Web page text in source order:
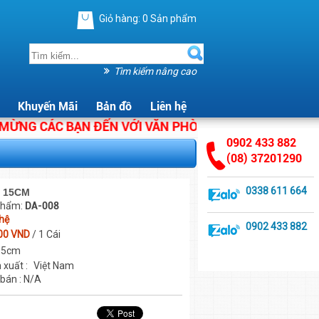
Giỏ hàng: 0 Sản phẩm
Tìm kiếm nâng cao
Khuyến Mãi Bản đồ Liên hệ
CÁC BẠN ĐẾN VỚI VĂN PHÒNG PHẨM ÁNH HẰNG.
15CM
DA-008
VND/ 1 Cái
xuất : Việt Nam
: N/A
0902 433 882
(08) 37201290
0338 611 664
0902 433 882